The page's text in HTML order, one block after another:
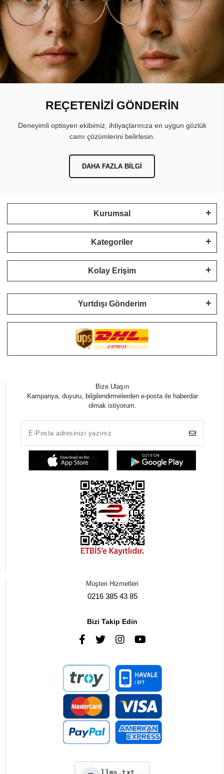
REÇETENİZİ GÖNDERİN
Deneyimli optisyen ekibimiz, ihtiyaçlarınıza en uygun gözlük
camı çözümlerini belirlesin.
DAHA FAZLA BILGI
Kurumsal
Kategoriler
Kolay Erişim
Yurtdışı Gönderim
Bize Ulaşın
Kampanya, duyuru, bilgilendirmelerden e-posta ile haberdar
olmak istiyorum.
Müşteri Hizmetleri
0216 385 43 85
Bizi Takip Edin
llms.txt